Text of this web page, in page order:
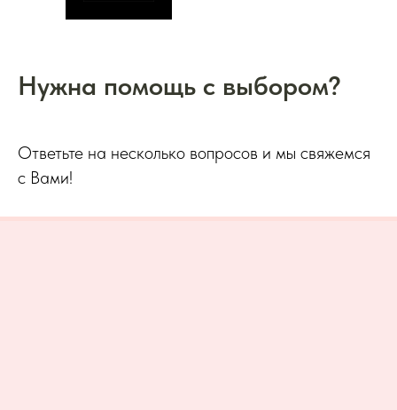
Нужна помощь с выбором?
Ответьте на несколько вопросов и мы свяжемся
с Вами!